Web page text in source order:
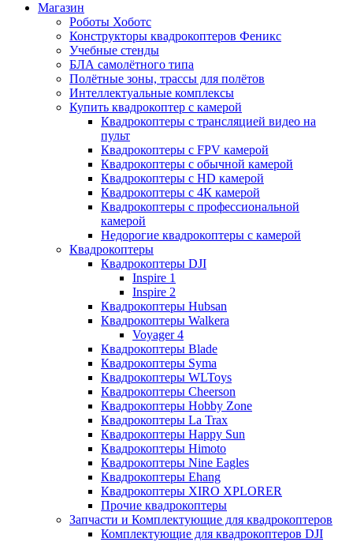
Магазин
Роботы Хоботс
Конструкторы квадрокоптеров Феникс
Учебные стенды
БЛА самолётного типа
Полётные зоны, трассы для полётов
Интеллектуальные комплексы
Купить квадрокоптер с камерой
Квадрокоптеры с трансляцией видео на
пульт
Квадрокоптеры с FPV камерой
Квадрокоптеры с обычной камерой
Квадрокоптеры с HD камерой
Квадрокоптеры с 4К камерой
Квадрокоптеры с профессиональной
камерой
Недорогие квадрокоптеры с камерой
Квадрокоптеры
Квадрокоптеры DJI
Inspire 1
Inspire 2
Квадрокоптеры Hubsan
Квадрокоптеры Walkera
Voyager 4
Квадрокоптеры Blade
Квадрокоптеры Syma
Квадрокоптеры WLToys
Квадрокоптеры Cheerson
Квадрокоптеры Hobby Zone
Квадрокоптеры La Trax
Квадрокоптеры Happy Sun
Квадрокоптеры Himoto
Квадрокоптеры Nine Eagles
Квадрокоптеры Ehang
Квадрокоптеры XIRO XPLORER
Прочие квадрокоптеры
Запчасти и Комплектующие для квадрокоптеров
Комплектующие для квадрокоптеров DJI